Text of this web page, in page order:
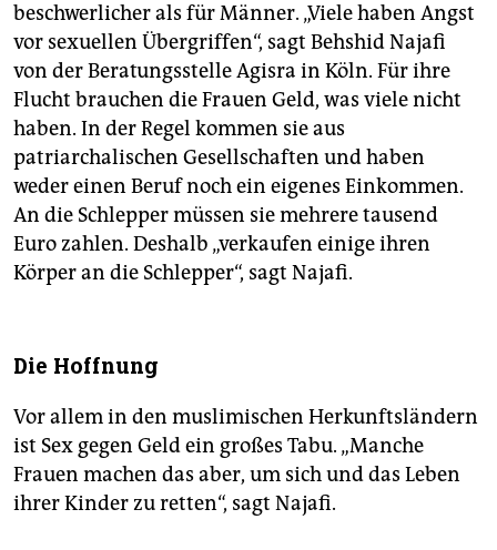
beschwerlicher als für Männer. „Viele haben Angst
vor sexuellen Übergriffen“, sagt Behshid Najafi
von der Beratungsstelle Agisra in Köln. Für ihre
Flucht brauchen die Frauen Geld, was viele nicht
haben. In der Regel kommen sie aus
patriarchalischen Gesellschaften und haben
weder einen Beruf noch ein eigenes Einkommen.
An die Schlepper müssen sie mehrere tausend
Euro zahlen. Deshalb „verkaufen einige ihren
Körper an die Schlepper“, sagt Najafi.
Die Hoffnung
Vor allem in den muslimischen Herkunftsländern
ist Sex gegen Geld ein großes Tabu. „Manche
Frauen machen das aber, um sich und das Leben
ihrer Kinder zu retten“, sagt Najafi.